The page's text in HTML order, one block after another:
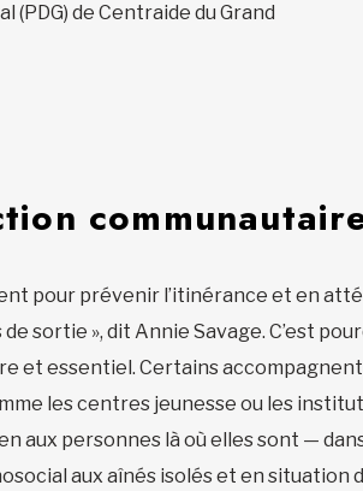
de Centraide du Grand
pour prévenir l’itinérance et en
sortie », dit Annie Savage. C’est
et essentiel. Certainsaccompagnent
les centres jeunesse ou les
aux personnes là où elles sont —
aux aînés isolés et en situation